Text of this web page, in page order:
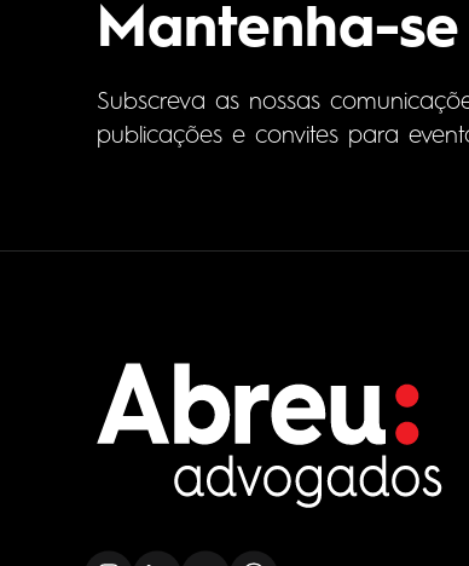
Mantenha-
Subscreva as nossas
publicações e convites para